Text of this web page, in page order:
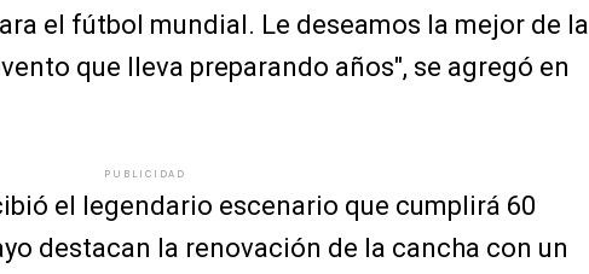
el fútbol mundial. Le deseamos la mejor de la
que lleva preparando años", se agregó en
PUBLICIDAD
el legendario escenario que cumplirá 60
destacan la renovación de la cancha con un